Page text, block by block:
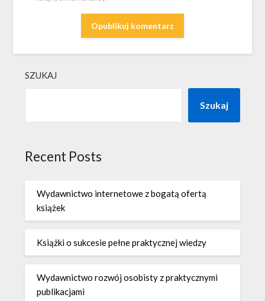
SZUKAJ
Szukaj
Recent Posts
Wydawnictwo internetowe z bogatą ofertą
książek
Książki o sukcesie pełne praktycznej wiedzy
Wydawnictwo rozwój osobisty z praktycznymi
publikacjami